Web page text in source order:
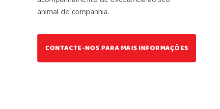
animal de companhia.
CONTACTE-NOS PARA MAIS INFORMAÇÕES